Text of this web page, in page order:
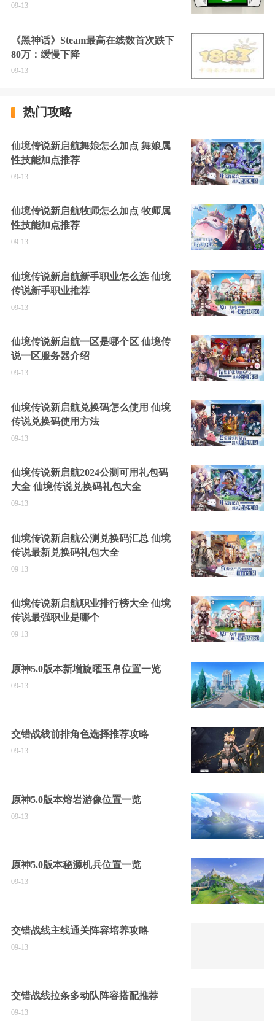
09-13
《黑神话》Steam最高在线数首次跌下
80万：缓慢下降
09-13
热门攻略
仙境传说新启航舞娘怎么加点 舞娘属
性技能加点推荐
09-13
仙境传说新启航牧师怎么加点 牧师属
性技能加点推荐
09-13
仙境传说新启航新手职业怎么选 仙境
传说新手职业推荐
09-13
仙境传说新启航一区是哪个区 仙境传
说一区服务器介绍
09-13
仙境传说新启航兑换码怎么使用 仙境
传说兑换码使用方法
09-13
仙境传说新启航2024公测可用礼包码
大全 仙境传说兑换码礼包大全
09-13
仙境传说新启航公测兑换码汇总 仙境
传说最新兑换码礼包大全
09-13
仙境传说新启航职业排行榜大全 仙境
传说最强职业是哪个
09-13
原神5.0版本新增旋曜玉帛位置一览
09-13
交错战线前排角色选择推荐攻略
09-13
原神5.0版本熔岩游像位置一览
09-13
原神5.0版本秘源机兵位置一览
09-13
交错战线主线通关阵容培养攻略
09-13
交错战线拉条多动队阵容搭配推荐
09-13